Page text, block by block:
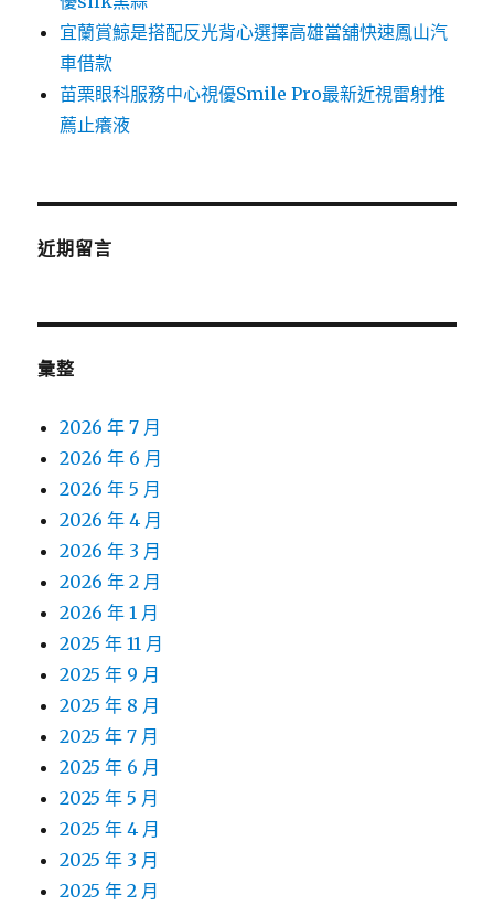
宜蘭賞鯨是搭配反光背心選擇高雄當舖快速鳳山汽
車借款
苗栗眼科服務中心視優Smile Pro最新近視雷射推
薦止癢液
近期留言
彙整
2026 年 7 月
2026 年 6 月
2026 年 5 月
2026 年 4 月
2026 年 3 月
2026 年 2 月
2026 年 1 月
2025 年 11 月
2025 年 9 月
2025 年 8 月
2025 年 7 月
2025 年 6 月
2025 年 5 月
2025 年 4 月
2025 年 3 月
2025 年 2 月